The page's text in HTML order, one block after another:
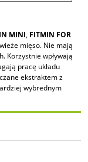
MINI, FITMIN FOR
mięso. Nie mają
Korzystnie wpływają
pracę układu
ekstraktem z
wybrednym